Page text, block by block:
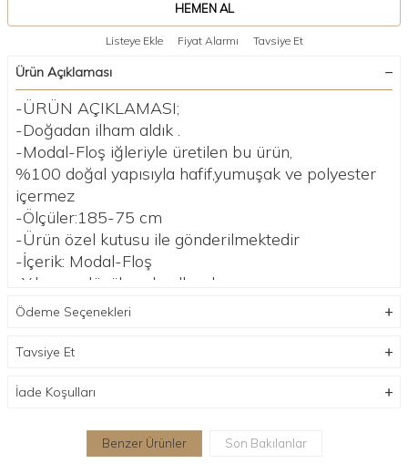
HEMEN AL
Listeye Ekle Fiyat Alarmı Tavsiye Et
Ürün Açıklaması
-ÜRÜN AÇIKLAMASI;
-Doğadan ilham aldık .
-Modal-Floş iğleriyle üretilen bu ürün,
%100 doğal yapısıyla hafif,yumuşak ve polyester
içermez
-Ölçüler:185-75 cm
-Ürün özel kutusu ile gönderilmektedir
-İçerik: Modal-Floş
-Yıkama: düşük ısıda elle yıkayınız.
Ödeme Seçenekleri
Tavsiye Et
İade Koşulları
Benzer Ürünler Son Bakılanlar